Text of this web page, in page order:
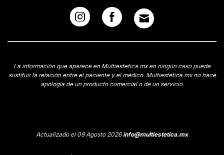
La información que aparece en Multiestetica.mx en ningún caso puede
sustituir la relación entre el paciente y el médico. Multiestetica.mx no hace
apología de un producto comercial o de un servicio.
Actualizado el 09 Agosto 2026info@multiestetica.mx